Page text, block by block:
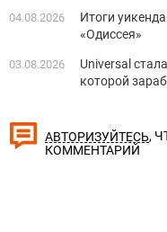
04.08.2026
Итоги
«Одиссея»
03.08.2026
Universal
которой
АВТОРИЗУЙТЕСЬ,
КОММЕНТАРИЙ